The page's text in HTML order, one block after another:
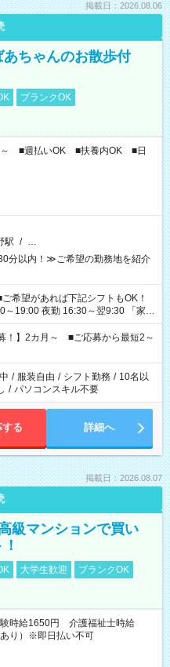
掲載日：2026.08.06
あちゃんのお散歩付
ブランクOK
～ ■週払いOK ■扶養内OK ■日
駅 / …
分以内！≫ご希望の勤務地を紹介
夜勤 16:30～翌9:30 「家族
を持って夕飯の準備がしたい」
」 など、ご希望を教えてください
間。 合計で週40時間を超える場
！】2カ月～ ■ご応募から最短2～
/ 服装自由 / シフト勤務 / 10名以
/ パソコンスキル不要
する 詳細へ
掲載日：2026.08.07
級マンションで買い
大学生歓迎
ブランクOK
時給1650円 介護福祉士時給
り）※即日払い不可